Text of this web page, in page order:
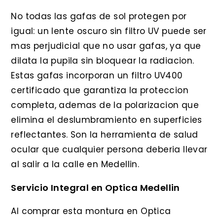
No todas las gafas de sol protegen por
igual: un lente oscuro sin filtro UV puede ser
mas perjudicial que no usar gafas, ya que
dilata la pupila sin bloquear la radiacion.
Estas gafas incorporan un filtro UV400
certificado que garantiza la proteccion
completa, ademas de la polarizacion que
elimina el deslumbramiento en superficies
reflectantes. Son la herramienta de salud
ocular que cualquier persona deberia llevar
al salir a la calle en Medellin.
Servicio Integral en Optica Medellin
Al comprar esta montura en Optica